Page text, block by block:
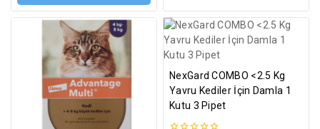
NexGard COMBO <2.5 Kg
Yavru Kediler İçin Damla 1
Kutu 3 Pipet